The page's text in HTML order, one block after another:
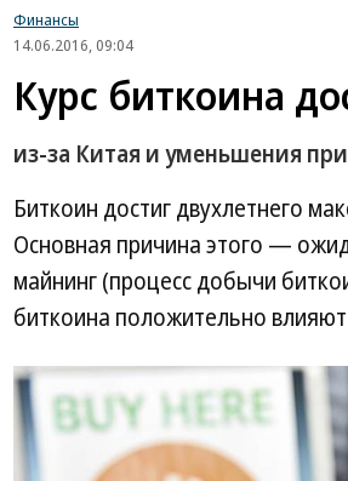
Финансы
14.06.2016, 09:04
Курс биткоина
из-за Китая и уменьшения
Биткоин достиг двухлетнего
Основная причина этого —
майнинг (процесс добычи
биткоина положительно